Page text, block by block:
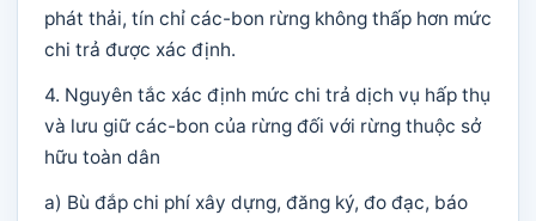
phát thải, tín chỉ các-bon rừng không thấp hơn mức
chi trả được xác định.
4. Nguyên tắc xác định mức chi trả dịch vụ hấp thụ
và lưu giữ các-bon của rừng đối với rừng thuộc sở
hữu toàn dân
a) Bù đắp chi phí xây dựng, đăng ký, đo đạc, báo